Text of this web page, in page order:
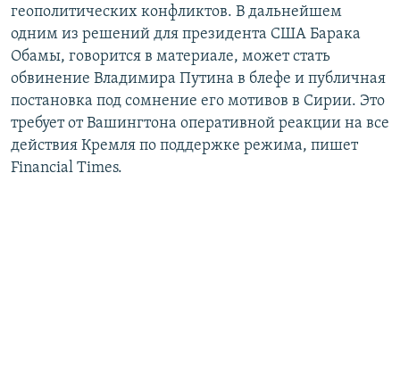
геополитических конфликтов. В дальнейшем
одним из решений для президента США Барака
Обамы, говорится в материале, может стать
обвинение Владимира Путина в блефе и публичная
постановка под сомнение его мотивов в Сирии. Это
требует от Вашингтона оперативной реакции на все
действия Кремля по поддержке режима, пишет
Financial Times.